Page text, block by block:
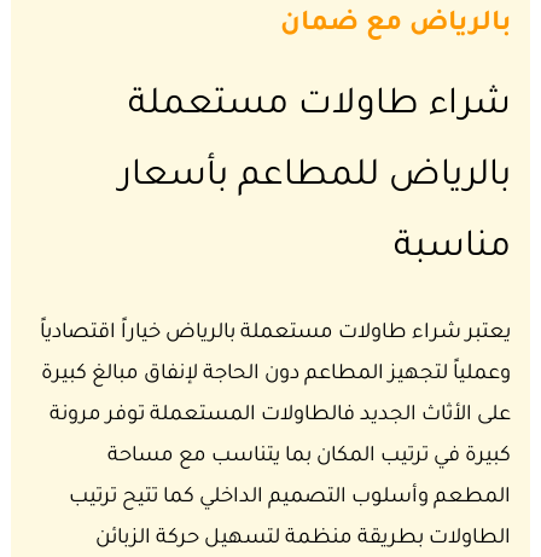
بالرياض مع ضمان
شراء طاولات مستعملة
بالرياض للمطاعم بأسعار
مناسبة
يعتبر شراء طاولات مستعملة بالرياض خياراً اقتصادياً
وعملياً لتجهيز المطاعم دون الحاجة لإنفاق مبالغ كبيرة
على الأثاث الجديد فالطاولات المستعملة توفر مرونة
كبيرة في ترتيب المكان بما يتناسب مع مساحة
المطعم وأسلوب التصميم الداخلي كما تتيح ترتيب
الطاولات بطريقة منظمة لتسهيل حركة الزبائن